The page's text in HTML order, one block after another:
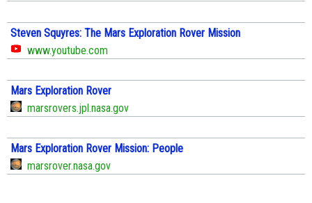
Steven Squyres: The Mars Exploration Rover Mission
www.youtube.com
Mars Exploration Rover
marsrovers.jpl.nasa.gov
Mars Exploration Rover Mission: People
marsrover.nasa.gov